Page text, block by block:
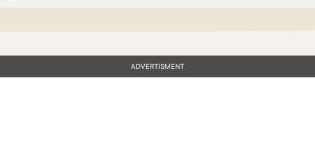
ADVERTISMENT